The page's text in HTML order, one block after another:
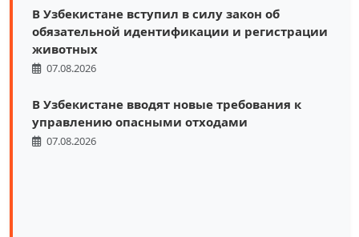
В Узбекистане вступил в силу закон об
обязательной идентификации и регистрации
животных
07.08.2026
В Узбекистане вводят новые требования к
управлению опасными отходами
07.08.2026